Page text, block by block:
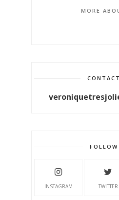
MORE
FOLLOW
INSTAGRAM TWITTER